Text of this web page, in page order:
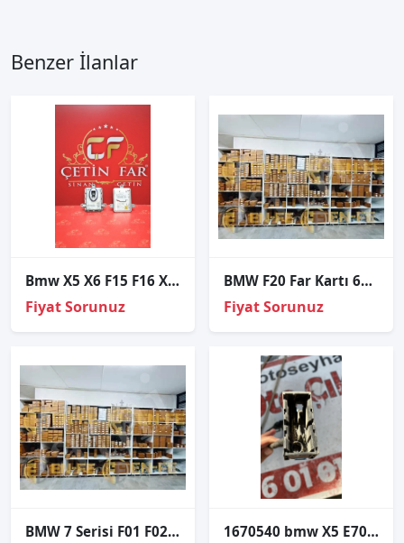
Benzer İlanlar
Bmw X5 X6 F15 F16 Xenon Beyni̇ Sökme Orj
Fiyat Sorunuz
BMW F20 Far Kartı 63117316145 7316145
Fiyat Sorunuz
BMW 7 Serisi F01 F02 F03 F04 Sağ Far Sinyal Led Modülü – 63117225232 1670540 bmw X5 E70 sağ ön göğüs tesisat fiş soketi